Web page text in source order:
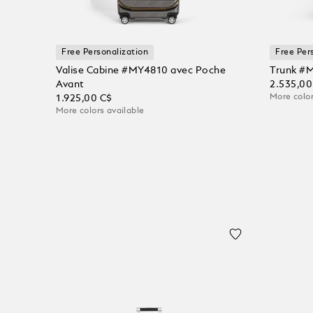
Free Personalization
Valise Cabine #MY4810 avec Poche
Avant
1.925,00 C$
More colors available
Free
Trunk
2.535,00
More